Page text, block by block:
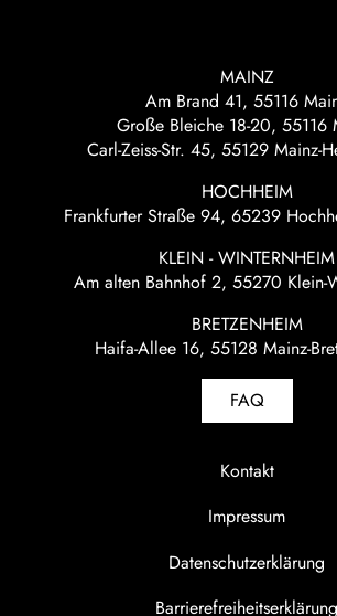
MAINZ
Am Brand 41, 55116
Große Bleiche 18-20, 55116
Carl-Zeiss-Str. 45, 55129 Mainz-
HOCHHEIM
Frankfurter Straße 94, 65239
KLEIN - WINTERNHEIM
Am alten Bahnhof 2, 55270 Klein-
BRETZENHEIM
Haifa-Allee 16, 55128 Mainz-
FAQ
Kontakt
Impressum
Datenschutzerklärung
Barrierefreiheitserklärung